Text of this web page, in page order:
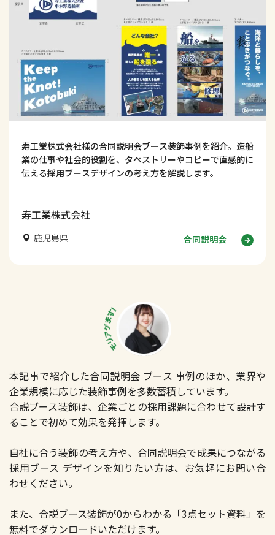
寿工業株式会社様の合同説明会ブース装飾事例を紹介。造船
業の仕事や社会的役割を、タペストリーやコピーで直感的に
伝える採用ブースデザインの考え方を解説します。
寿工業株式会社
鹿児島県 合同説明会
本記事で紹介した合同説明会 ブース 事例のほか、業界や
企業規模に応じた装飾事例を多数蓄積しています。
合説ブース装飾は、企業ごとの採用課題に合わせて設計す
ることで初めて効果を発揮します。
自社に合う装飾の考え方や、合同説明会で成果につながる
採用ブース デザインを知りたい方は、お気軽にお問い合
わせください。
また、合説ブース装飾が0からわかる「3点セット資料」を
無料でダウンロードいただけます。